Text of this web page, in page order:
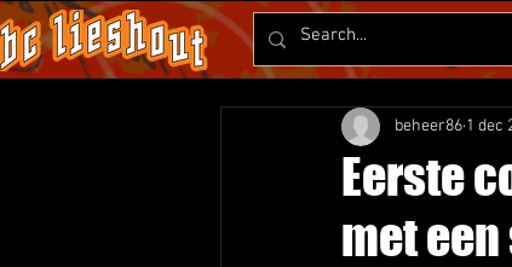
Eerste
met
beheer86 1 dec